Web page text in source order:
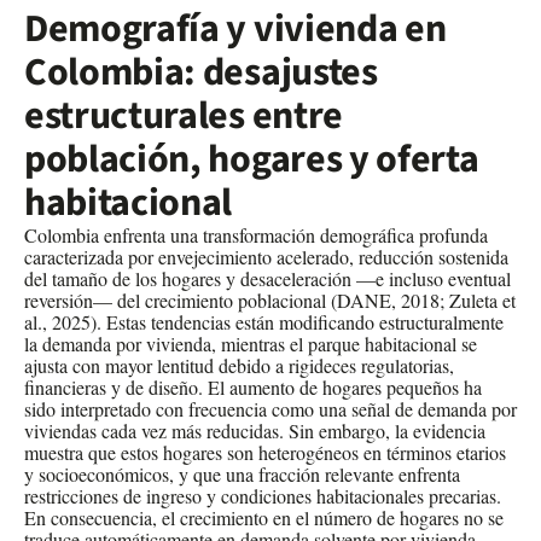
Demografía y vivienda en
Colombia: desajustes
estructurales entre
población, hogares y oferta
habitacional
Colombia enfrenta una transformación demográfica profunda
caracterizada por envejecimiento acelerado, reducción sostenida
del tamaño de los hogares y desaceleración —e incluso eventual
reversión— del crecimiento poblacional (DANE, 2018; Zuleta et
al., 2025). Estas tendencias están modificando estructuralmente
la demanda por vivienda, mientras el parque habitacional se
ajusta con mayor lentitud debido a rigideces regulatorias,
financieras y de diseño. El aumento de hogares pequeños ha
sido interpretado con frecuencia como una señal de demanda por
viviendas cada vez más reducidas. Sin embargo, la evidencia
muestra que estos hogares son heterogéneos en términos etarios
y socioeconómicos, y que una fracción relevante enfrenta
restricciones de ingreso y condiciones habitacionales precarias.
En consecuencia, el crecimiento en el número de hogares no se